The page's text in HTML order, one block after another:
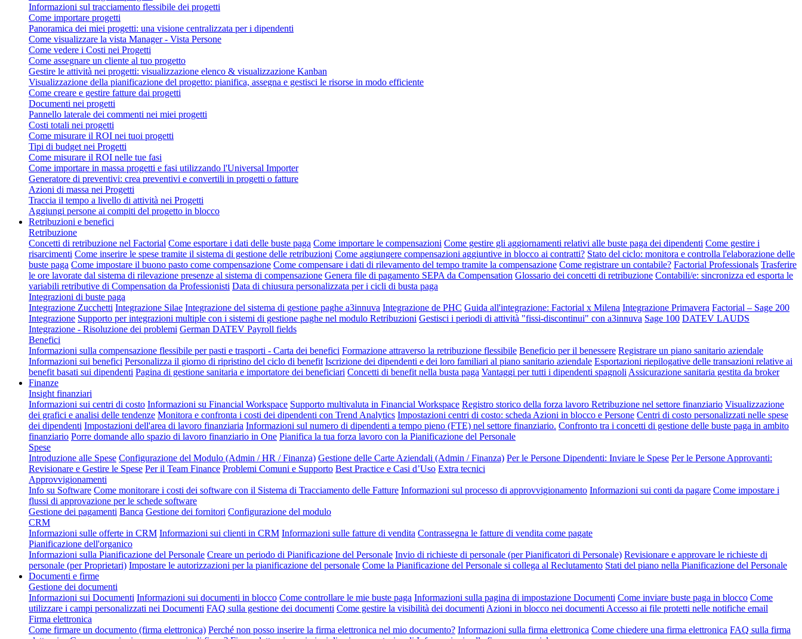
Informazioni sul tracciamento flessibile dei progetti
Come importare progetti
Panoramica dei miei progetti: una visione centralizzata per i dipendenti
Come visualizzare la vista Manager - Vista Persone
Come vedere i Costi nei Progetti
Come assegnare un cliente al tuo progetto
Gestire le attività nei progetti: visualizzazione elenco & visualizzazione Kanban
Visualizzazione della pianificazione del progetto: pianifica, assegna e gestisci le risorse in modo efficiente
Come creare e gestire fatture dai progetti
Documenti nei progetti
Pannello laterale dei commenti nei miei progetti
Costi totali nei progetti
Come misurare il ROI nei tuoi progetti
Tipi di budget nei Progetti
Come misurare il ROI nelle tue fasi
Come importare in massa progetti e fasi utilizzando l'Universal Importer
Generatore di preventivi: crea preventivi e convertili in progetti o fatture
Azioni di massa nei Progetti
Traccia il tempo a livello di attività nei Progetti
Aggiungi persone ai compiti del progetto in blocco
Retribuzioni e benefici
Retribuzione
Concetti di retribuzione nel Factorial Come esportare i dati delle buste paga Come importare le compensazioni Come gestire gli aggiornamenti relativi alle buste paga dei dipendenti Come gestire i
risarcimenti Come inserire le spese tramite il sistema di gestione delle retribuzioni Come aggiungere compensazioni aggiuntive in blocco ai contratti? Stato del ciclo: monitora e controlla l'elaborazione delle
buste paga Come impostare il buono pasto come compensazione Come compensare i dati di rilevamento del tempo tramite la compensazione Come registrare un contabile? Factorial Professionals Trasferire
le ore lavorate dal sistema di rilevazione presenze al sistema di compensazione Genera file di pagamento SEPA da Compensation Glossario dei concetti di retribuzione Contabili/e: sincronizza ed esporta le
variabili retributive di Compensation da Professionisti Data di chiusura personalizzata per i cicli di busta paga
Integrazioni di buste paga
Integrazione Zucchetti Integrazione Silae Integrazione del sistema di gestione paghe a3innuva Integrazione de PHC Guida all'integrazione: Factorial x Milena Integrazione Primavera Factorial – Sage 200
Integrazione Supporto per integrazioni multiple con i sistemi di gestione paghe nel modulo Retribuzioni Gestisci i periodi di attività "fissi-discontinui" con a3innuva Sage 100 DATEV LAUDS
Integrazione - Risoluzione dei problemi German DATEV Payroll fields
Benefici
Informazioni sulla compensazione flessibile per pasti e trasporti - Carta dei benefici Formazione attraverso la retribuzione flessibile Beneficio per il benessere Registrare un piano sanitario aziendale
Informazioni sui benefici Personalizza il giorno di ripristino del ciclo di benefit Iscrizione dei dipendenti e dei loro familiari al piano sanitario aziendale Esportazioni riepilogative delle transazioni relative ai
benefit basati sui dipendenti Pagina di gestione sanitaria e importatore dei beneficiari Concetti di benefit nella busta paga Vantaggi per tutti i dipendenti spagnoli Assicurazione sanitaria gestita da broker
Finanze
Insight finanziari
Informazioni sui centri di costo Informazioni su Financial Workspace Supporto multivaluta in Financial Workspace Registro storico della forza lavoro Retribuzione nel settore finanziario Visualizzazione
dei grafici e analisi delle tendenze Monitora e confronta i costi dei dipendenti con Trend Analytics Impostazioni centri di costo: scheda Azioni in blocco e Persone Centri di costo personalizzati nelle spese
dei dipendenti Impostazioni dell'area di lavoro finanziaria Informazioni sul numero di dipendenti a tempo pieno (FTE) nel settore finanziario. Confronto tra i concetti di gestione delle buste paga in ambito
finanziario Porre domande allo spazio di lavoro finanziario in One Pianifica la tua forza lavoro con la Pianificazione del Personale
Spese
Introduzione alle Spese Configurazione del Modulo (Admin / HR / Finanza) Gestione delle Carte Aziendali (Admin / Finanza) Per le Persone Dipendenti: Inviare le Spese Per le Persone Approvanti:
Revisionare e Gestire le Spese Per il Team Finance Problemi Comuni e Supporto Best Practice e Casi d’Uso Extra tecnici
Approvvigionamenti
Info su Software Come monitorare i costi dei software con il Sistema di Tracciamento delle Fatture Informazioni sul processo di approvvigionamento Informazioni sui conti da pagare Come impostare i
flussi di approvazione per le schede software
Gestione dei pagamenti Banca Gestione dei fornitori Configurazione del modulo
CRM
Informazioni sulle offerte in CRM Informazioni sui clienti in CRM Informazioni sulle fatture di vendita Contrassegna le fatture di vendita come pagate
Pianificazione dell'organico
Informazioni sulla Pianificazione del Personale Creare un periodo di Pianificazione del Personale Invio di richieste di personale (per Pianificatori di Personale) Revisionare e approvare le richieste di
personale (per Proprietari) Impostare le autorizzazioni per la pianificazione del personale Come la Pianificazione del Personale si collega al Reclutamento Stati del piano nella Pianificazione del Personale
Documenti e firme
Gestione dei documenti
Informazioni sui Documenti Informazioni sui documenti in blocco Come controllare le mie buste paga Informazioni sulla pagina di impostazione Documenti Come inviare buste paga in blocco Come
utilizzare i campi personalizzati nei Documenti FAQ sulla gestione dei documenti Come gestire la visibilità dei documenti Azioni in blocco nei documenti Accesso ai file protetti nelle notifiche email
Firma elettronica
Come firmare un documento (firma elettronica) Perché non posso inserire la firma elettronica nel mio documento? Informazioni sulla firma elettronica Come chiedere una firma elettronica FAQ sulla firma